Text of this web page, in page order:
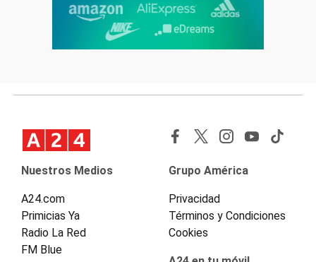
Nuestros Medios
A24.com
Primicias Ya
Radio La Red
FM Blue
Grupo América
Privacidad
Términos y Condiciones
Cookies